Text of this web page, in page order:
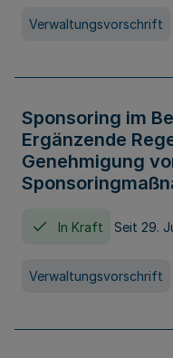
Verwaltungsvorschrift
Sponsoring im
Ergänzende
Genehmigung
In Kraft Seit 29.
Verwaltungsvorschrift